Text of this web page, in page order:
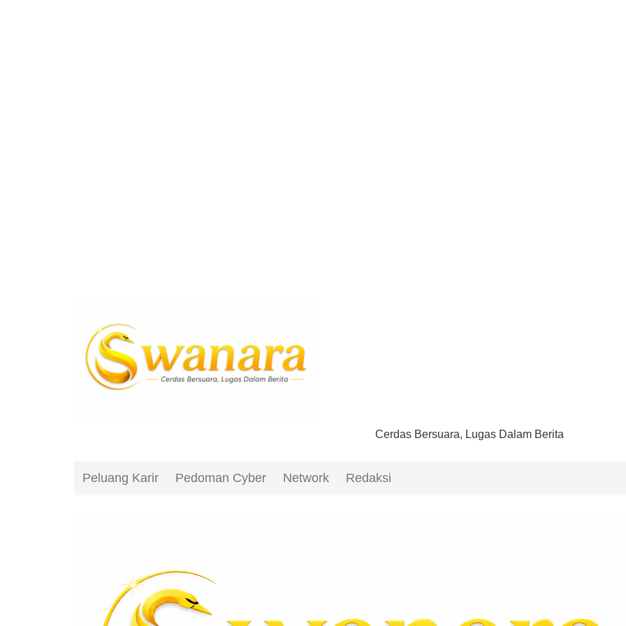
Cerdas Bersuara, Lugas Dalam Berita
Peluang Karir Pedoman Cyber Network Redaksi